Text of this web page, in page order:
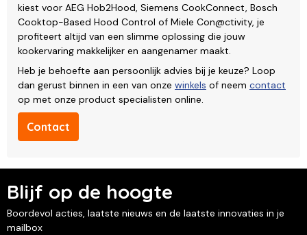
kiest voor AEG Hob2Hood, Siemens CookConnect, Bosch
Cooktop-Based Hood Control of Miele Con@ctivity, je
profiteert altijd van een slimme oplossing die jouw
kookervaring makkelijker en aangenamer maakt.
Heb je behoefte aan persoonlijk advies bij je keuze? Loop
dan gerust binnen in een van onze winkels of neem contact
op met onze product specialisten online.
Contact
Blijf op de hoogte
Boordevol acties, laatste nieuws en de laatste innovaties in je
mailbox